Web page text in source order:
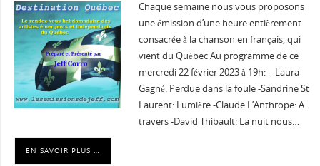
Chaque semaine nous vous proposons
une émission d’une heure entièrement
consacrée à la chanson en français, qui
vient du Québec Au programme de ce
mercredi 22 février 2023 à 19h: – Laura
Gagné: Perdue dans la foule -Sandrine St
Laurent: Lumière -Claude L’Anthrope: A
travers -David Thibault: La nuit nous…
EN SAVOIR PLUS …